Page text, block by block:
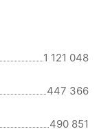
1 121 048
447 366
490 851